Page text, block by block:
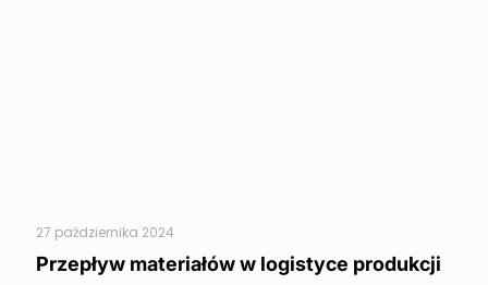
27 października 2024
Przepływ materiałów w logistyce produkcji